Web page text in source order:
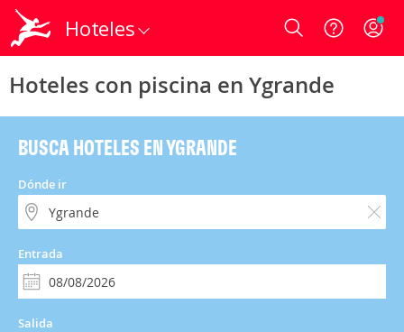
Hoteles Login
Hoteles con piscina en Ygrande
BUSCA HOTELES EN YGRANDE
Dónde ir
Entrada
Salida